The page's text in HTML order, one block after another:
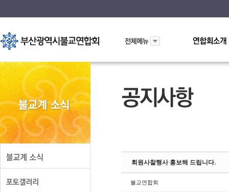
회원사찰행사 홍보해 드립니다.
불교연합회
Sketchbook5,
Sketchbook5,